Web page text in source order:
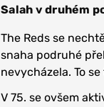
Salah v druhém
The Reds se
snaha podruhé
nevycházela. To
V 75. se ovšem